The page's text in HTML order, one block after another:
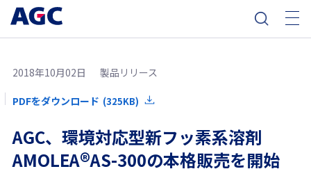
2018年10月02日 製品リリース
PDFをダウンロード (325KB)
AGC、環境対応型新フッ素系溶剤
AMOLEA®AS-300の本格販売を開始